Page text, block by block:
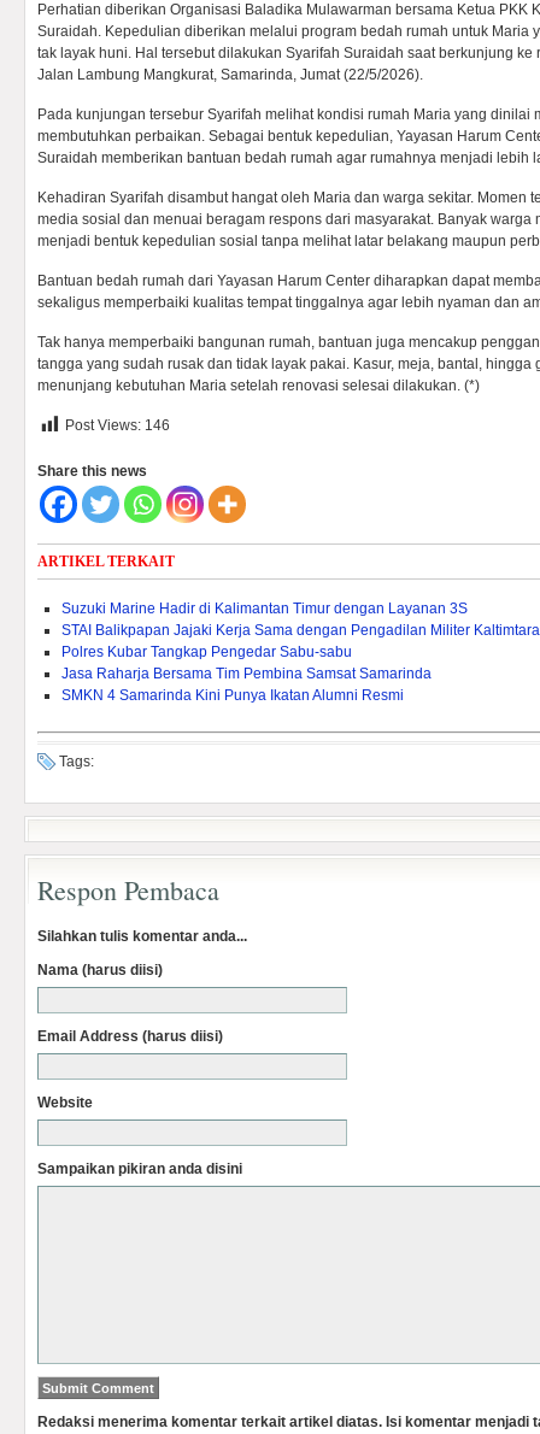
Perhatian diberikan Organisasi Baladika Mulawarman bersama Ketua PKK
Suraidah. Kepedulian diberikan melalui program bedah rumah untuk Maria
tak layak huni. Hal tersebut dilakukan Syarifah Suraidah saat berkunjung ke
Jalan Lambung Mangkurat, Samarinda, Jumat (22/5/2026).
Pada kunjungan tersebur Syarifah melihat kondisi rumah Maria yang dinilai
membutuhkan perbaikan. Sebagai bentuk kepedulian, Yayasan Harum
Suraidah memberikan bantuan bedah rumah agar rumahnya menjadi lebih
Kehadiran Syarifah disambut hangat oleh Maria dan warga sekitar. Momen
media sosial dan menuai beragam respons dari masyarakat. Banyak warga
menjadi bentuk kepedulian sosial tanpa melihat latar belakang maupun
Bantuan bedah rumah dari Yayasan Harum Center diharapkan dapat
sekaligus memperbaiki kualitas tempat tinggalnya agar lebih nyaman dan
Tak hanya memperbaiki bangunan rumah, bantuan juga mencakup
tangga yang sudah rusak dan tidak layak pakai. Kasur, meja, bantal, hingga
menunjang kebutuhan Maria setelah renovasi selesai dilakukan. (*)
Post Views: 146
Share this news
ARTIKEL TERKAIT
Suzuki Marine Hadir di Kalimantan Timur dengan Layanan 3S
STAI Balikpapan Jajaki Kerja Sama dengan Pengadilan Militer Kaltimtara
Polres Kubar Tangkap Pengedar Sabu-sabu
Jasa Raharja Bersama Tim Pembina Samsat Samarinda
SMKN 4 Samarinda Kini Punya Ikatan Alumni Resmi
Tags:
Respon Pembaca
Silahkan tulis komentar anda...
Nama (harus diisi)
Email Address (harus diisi)
Website
Sampaikan pikiran anda disini
Redaksi menerima komentar terkait artikel diatas. Isi komentar menjadi